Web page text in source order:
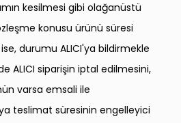
kesilmesi gibi olağanüstü
konusu ürünü süresi
durumu ALICI'ya bildirmekle
ALICI siparişin iptal edilmesini,
varsa emsali ile
teslimat süresinin engelleyici